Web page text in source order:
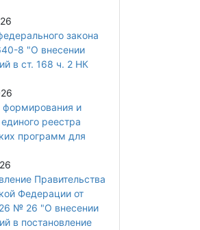
закона
8 "О внесении
в ст. 168 ч. 2 НК
формирования и
реестра
программ для
Правительства
Федерации от
№ 26 "О внесении
в постановление